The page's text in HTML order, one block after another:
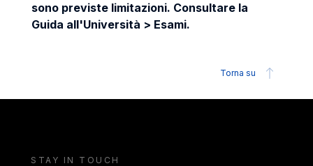
sono previste limitazioni. Consultare la
Guida all'Università > Esami.
Torna su
STAY IN TOUCH